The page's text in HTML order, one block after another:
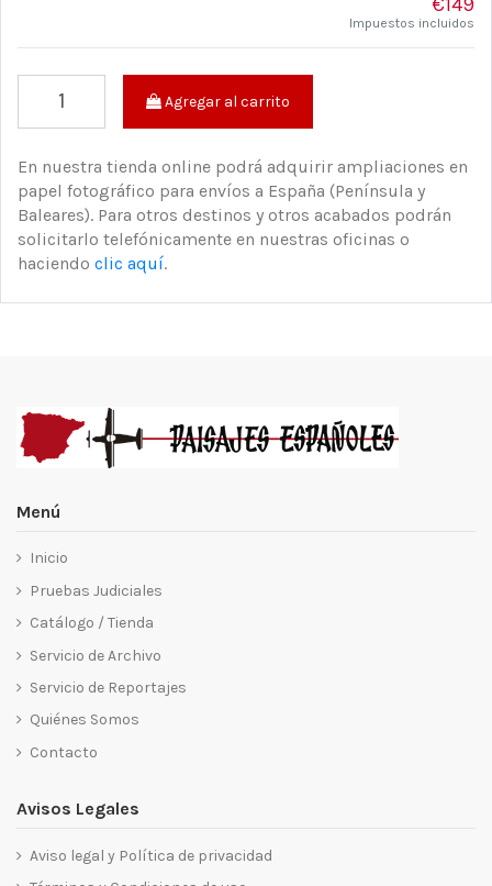
Impuestos incluidos
Agregar al carrito
En nuestra tienda online podrá adquirir ampliaciones en
papel fotográfico para envíos a España (Península y
Baleares). Para otros destinos y otros acabados podrán
solicitarlo telefónicamente en nuestras oficinas o
haciendo clic aquí.
Menú
Inicio
Pruebas Judiciales
Catálogo / Tienda
Servicio de Archivo
Servicio de Reportajes
Quiénes Somos
Contacto
Avisos Legales
Aviso legal y Política de privacidad